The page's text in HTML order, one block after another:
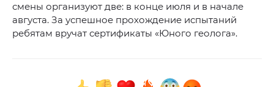
смены организуют две: в конце июля и в начале
августа. За успешное прохождение испытаний
ребятам вручат сертификаты «Юного геолога».